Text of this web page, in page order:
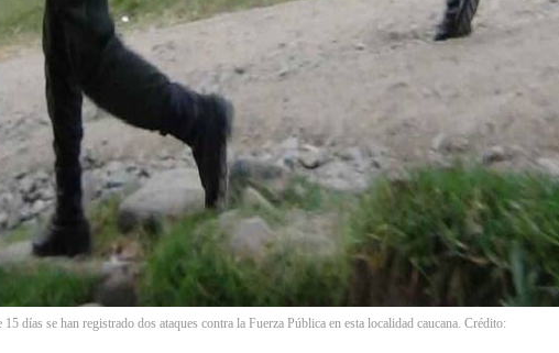
15 días se han registrado dos ataques contra la Fuerza Pública en esta localidad caucana. Crédito: